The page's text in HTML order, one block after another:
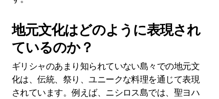
地元文化はどのように表現され
ているのか？
ギリシャのあまり知られていない島々での地元文
化は、伝統、祭り、ユニークな料理を通じて表現
されています。例えば、ニシロス島では、聖ヨハ